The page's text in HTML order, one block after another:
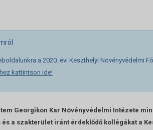
a 2020. évi Keszthelyi Növényvédelmi
kattintson ide!
Georgikon Kar Növényvédelmi Intézete
és a szakterület iránt érdeklődő kollégákat a